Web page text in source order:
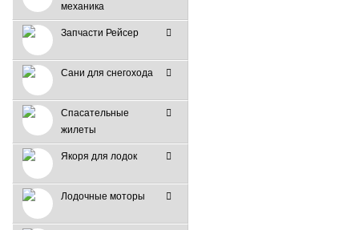
механика
Запчасти Рейсер
Сани для снегохода
Спасательные
жилеты
Якоря для лодок
Лодочные моторы